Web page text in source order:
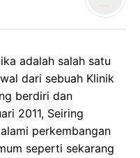
adalah salah satu
dari sebuah Klinik
berdiri dan
2011, Seiring
perkembangan
seperti sekarang